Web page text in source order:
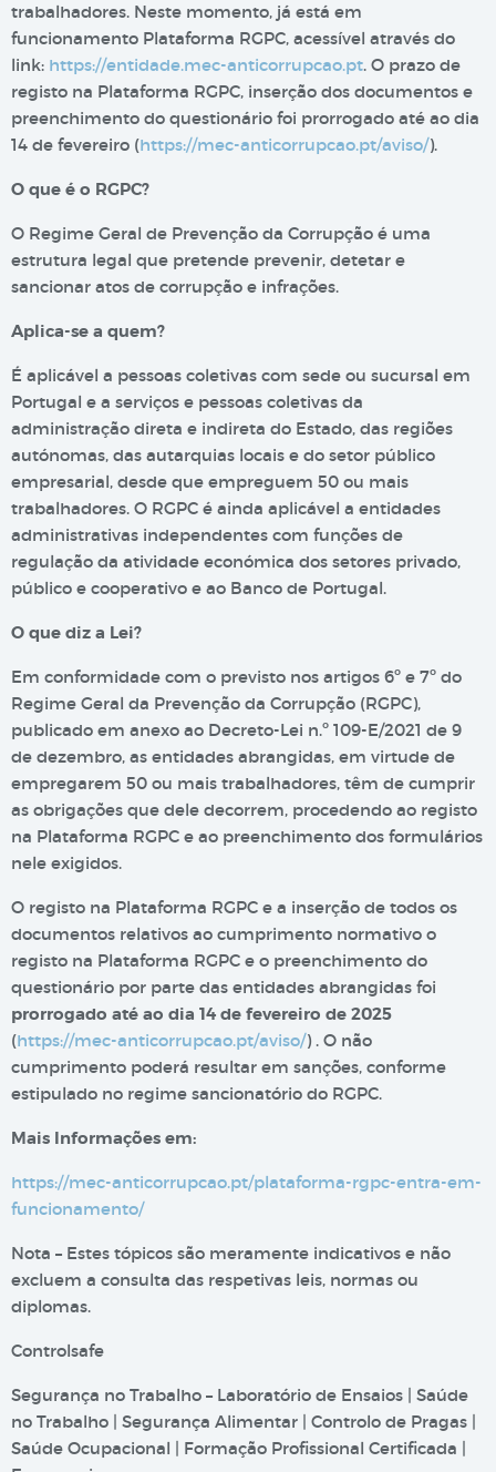
trabalhadores. Neste momento, já está em
funcionamento Plataforma RGPC, acessível através do
link: https://entidade.mec-anticorrupcao.pt. O prazo de
registo na Plataforma RGPC, inserção dos documentos e
preenchimento do questionário foi prorrogado até ao dia
14 de fevereiro (https://mec-anticorrupcao.pt/aviso/).
O que é o RGPC?
O Regime Geral de Prevenção da Corrupção é uma
estrutura legal que pretende prevenir, detetar e
sancionar atos de corrupção e infrações.
Aplica-se a quem?
É aplicável a pessoas coletivas com sede ou sucursal em
Portugal e a serviços e pessoas coletivas da
administração direta e indireta do Estado, das regiões
autónomas, das autarquias locais e do setor público
empresarial, desde que empreguem 50 ou mais
trabalhadores. O RGPC é ainda aplicável a entidades
administrativas independentes com funções de
regulação da atividade económica dos setores privado,
público e cooperativo e ao Banco de Portugal.
O que diz a Lei?
Em conformidade com o previsto nos artigos 6º e 7º do
Regime Geral da Prevenção da Corrupção (RGPC),
publicado em anexo ao Decreto-Lei n.º 109-E/2021 de 9
de dezembro, as entidades abrangidas, em virtude de
empregarem 50 ou mais trabalhadores, têm de cumprir
as obrigações que dele decorrem, procedendo ao registo
na Plataforma RGPC e ao preenchimento dos formulários
nele exigidos.
O registo na Plataforma RGPC e a inserção de todos os
documentos relativos ao cumprimento normativo o
registo na Plataforma RGPC e o preenchimento do
questionário por parte das entidades abrangidas foi
prorrogado até ao dia 14 de fevereiro de 2025
(https://mec-anticorrupcao.pt/aviso/) . O não
cumprimento poderá resultar em sanções, conforme
estipulado no regime sancionatório do RGPC.
Mais Informações em:
https://mec-anticorrupcao.pt/plataforma-rgpc-entra-em-
funcionamento/
Nota – Estes tópicos são meramente indicativos e não
excluem a consulta das respetivas leis, normas ou
diplomas.
Controlsafe
Segurança no Trabalho – Laboratório de Ensaios | Saúde
no Trabalho | Segurança Alimentar | Controlo de Pragas |
Saúde Ocupacional | Formação Profissional Certificada |